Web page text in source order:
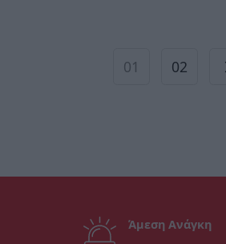
01 02
Άμεση Ανάγκη